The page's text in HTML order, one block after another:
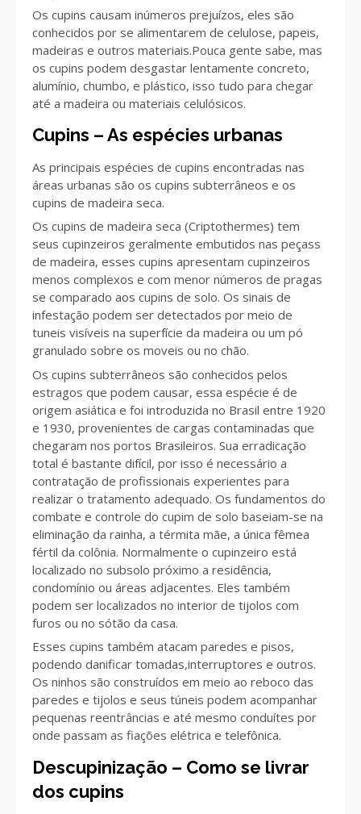
Os cupins causam inúmeros prejuízos, eles são
conhecidos por se alimentarem de celulose, papeis,
madeiras e outros materiais.Pouca gente sabe, mas
os cupins podem desgastar lentamente concreto,
alumínio, chumbo, e plástico, isso tudo para chegar
até a madeira ou materiais celulósicos.
Cupins – As espécies urbanas
As principais espécies de cupins encontradas nas
áreas urbanas são os cupins subterrâneos e os
cupins de madeira seca.
Os cupins de madeira seca (Criptothermes) tem
seus cupinzeiros geralmente embutidos nas peçass
de madeira, esses cupins apresentam cupinzeiros
menos complexos e com menor números de pragas
se comparado aos cupins de solo. Os sinais de
infestação podem ser detectados por meio de
tuneis visíveis na superfície da madeira ou um pó
granulado sobre os moveis ou no chão.
Os cupins subterrâneos são conhecidos pelos
estragos que podem causar, essa espécie é de
origem asiática e foi introduzida no Brasil entre 1920
e 1930, provenientes de cargas contaminadas que
chegaram nos portos Brasileiros. Sua erradicação
total é bastante difícil, por isso é necessário a
contratação de profissionais experientes para
realizar o tratamento adequado. Os fundamentos do
combate e controle do cupim de solo baseiam-se na
eliminação da rainha, a térmita mãe, a única fêmea
fértil da colônia. Normalmente o cupinzeiro está
localizado no subsolo próximo a residência,
condomínio ou áreas adjacentes. Eles também
podem ser localizados no interior de tijolos com
furos ou no sótão da casa.
Esses cupins também atacam paredes e pisos,
podendo danificar tomadas,interruptores e outros.
Os ninhos são construídos em meio ao reboco das
paredes e tijolos e seus túneis podem acompanhar
pequenas reentrâncias e até mesmo conduítes por
onde passam as fiações elétrica e telefônica.
Descupinização – Como se livrar
dos cupins